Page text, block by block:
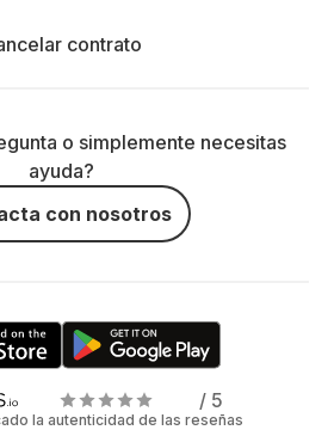
contrato
o simplemente necesitas
ayuda?
con nosotros
/ 5
la autenticidad de las reseñas